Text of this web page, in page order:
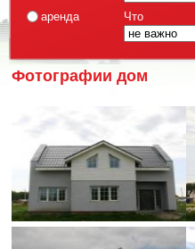
аренда
Что
Фотографии дом